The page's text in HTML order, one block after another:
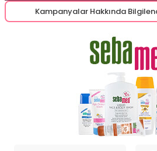
Kampanyalar Hakkında